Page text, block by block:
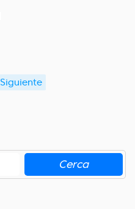
Siguiente
Cerca